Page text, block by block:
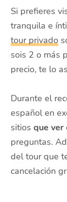
Si prefieres
tranquila e
tour privado
sois 2 o más
precio, te lo
Durante el
español en
sitiosque
preguntas.
del tour que
cancelación